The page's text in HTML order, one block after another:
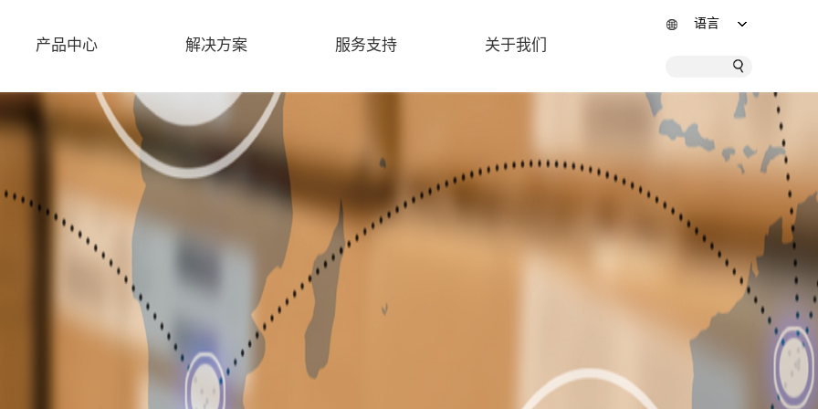
语言
产品中心 解决方案 服务支持 关于我们